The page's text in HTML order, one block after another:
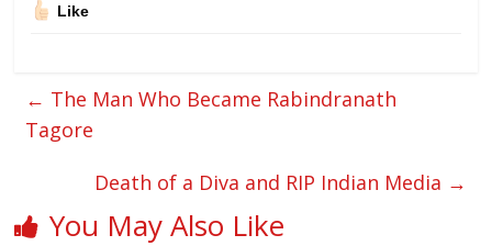
Like
← The Man Who Became Rabindranath
Tagore
Death of a Diva and RIP Indian Media →
You May Also Like